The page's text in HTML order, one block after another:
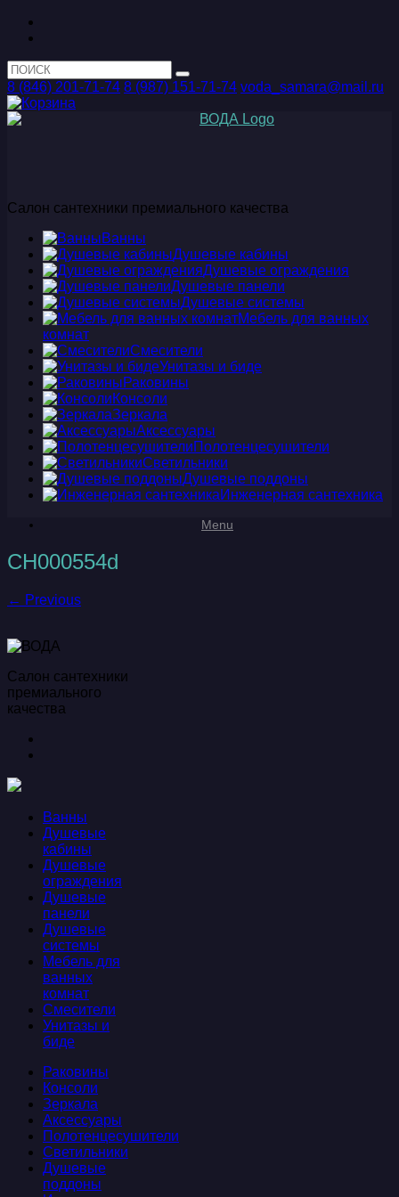
8 (846) 201-71-74 8 (987) 151-71-74 voda_samara@mail.ru
Салон сантехники премиального качества
Ванны
Душевые кабины
Душевые ограждения
Душевые панели
Душевые системы
Мебель для ванных
комнат
Смесители
Унитазы и биде
Раковины
Консоли
Зеркала
Аксессуары
Полотенцесушители
Светильники
Душевые поддоны
Инженерная сантехника
Menu
CH000554d
← Previous
Салон сантехники
премиального
качества
Ванны
Душевые
кабины
Душевые
ограждения
Душевые
панели
Душевые
системы
Мебель для
ванных
комнат
Смесители
Унитазы и
биде
Раковины
Консоли
Зеркала
Аксессуары
Полотенцесушители
Светильники
Душевые
поддоны